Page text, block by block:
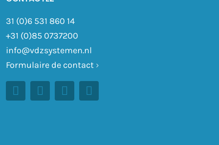
31 (0)6 531 860 14
+31 (0)85 0737200
info@vdzsystemen.nl
Formulaire de contact›